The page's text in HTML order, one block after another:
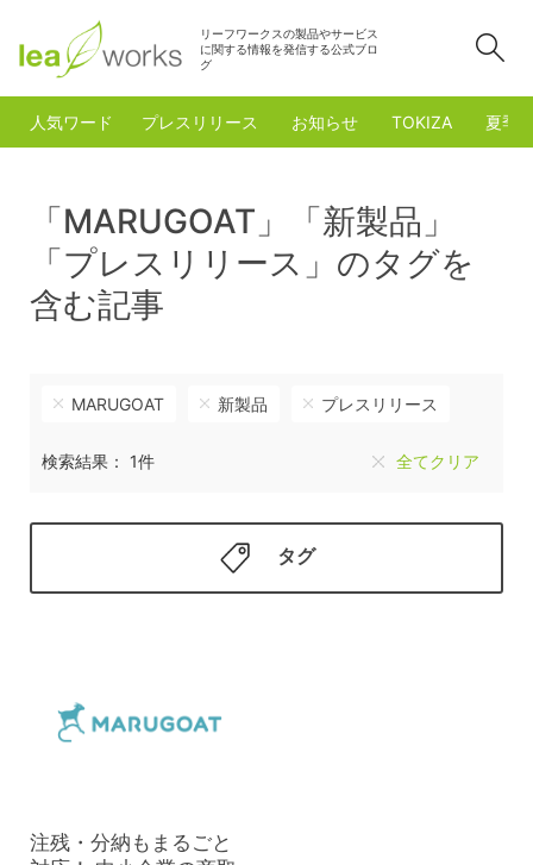
リーフワークスの製品やサービス
に関する情報を発信する公式ブロ
グ
人気ワード プレスリリース お知らせ TOKIZA 夏季
「MARUGOAT」「新製品」
「プレスリリース」のタグを
含む記事
MARUGOAT 新製品 プレスリリース
検索結果： 1件 全てクリア
タグ
注残・分納もまるごと